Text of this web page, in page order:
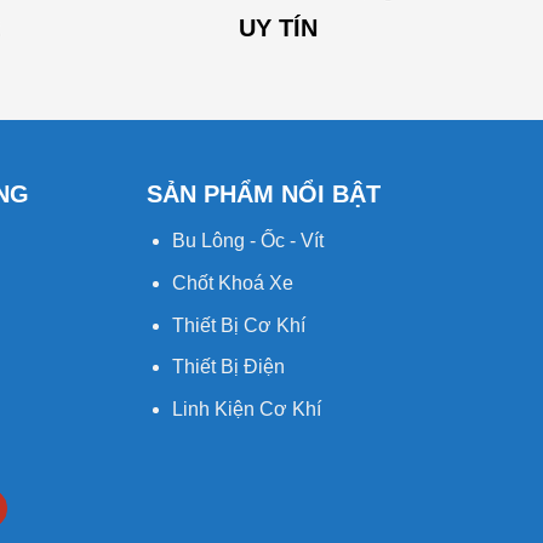
UY TÍN
SẢN PHẨM NỔI BẬT
Bu Lông - Ốc - Vít
Chốt Khoá Xe
Thiết Bị Cơ Khí
Thiết Bị Điện
Linh Kiện Cơ Khí